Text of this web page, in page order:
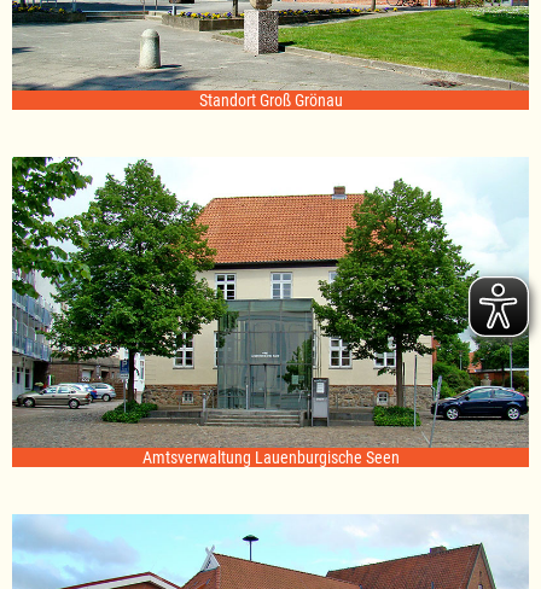
Standort Groß Grönau
Amtsverwaltung Lauenburgische Seen